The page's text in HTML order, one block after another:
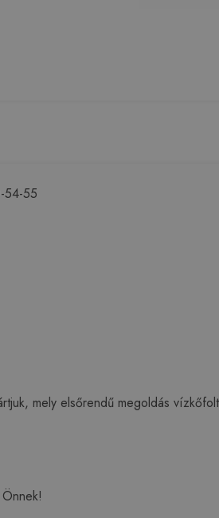
54-55
mely elsőrendű megoldás